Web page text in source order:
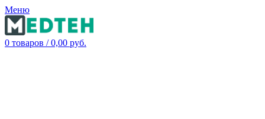
Меню
0 товаров / 0,00 руб.